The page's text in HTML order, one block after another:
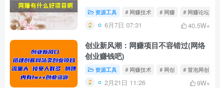
资源工具 # 网赚技术 # 网赚 # 网赚论坛
6月7日 07:31 40.5W+
创业新风潮：网赚项目不容错过(网络
创业赚钱吧)
资源工具 # 网赚技术 # 网创 # 冒泡网创
2月21日 11:26 9W+